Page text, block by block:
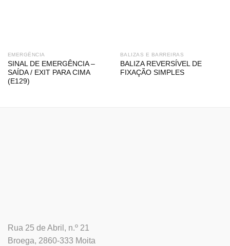
EMERGÊNCIA
SINAL DE EMERGÊNCIA –
SAÍDA / EXIT PARA CIMA
(E129)
BALIZAS E BARREIRAS
BALIZA REVERSÍVEL DE
FIXAÇÃO SIMPLES
Rua 25 de Abril, n.º 21
Broega, 2860-333 Moita